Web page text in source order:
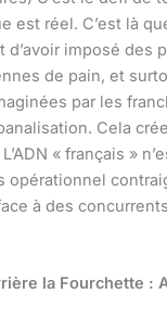
est réel. C’est là
d’avoir imposé des
de pain, et
par les
Cela
« français »
opérationnel
à des
la Fourchette :